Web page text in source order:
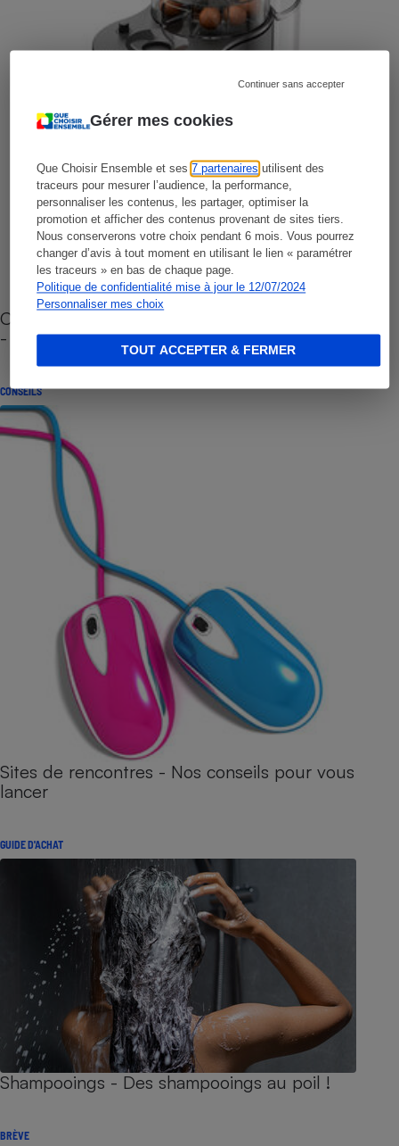
Gérer mes cookies
Que Choisir Ensemble et ses7 partenaires utilisent des
traceurs pour mesurer l’audience, la performance,
personnaliser les contenus, les partager, optimiser la
promotion et afficher des contenus provenant de sites tiers.
Nous conserverons votre choix pendant 6 mois. Vous pourrez
changer d’avis à tout moment en utilisant le lien « paramétrer
les traceurs » en bas de chaque page.
Politique de confidentialité mise à jour le 12/07/2024
Personnaliser mes choix
Continuer sans accepter
TOUT ACCEPTER & FERMER
Cafetière à capsules zéro déchet CoffeeB (vidéo)
- Premières impressions
CONSEILS
Sites de rencontres - Nos conseils pour vous
lancer
GUIDE D'ACHAT
Shampooings - Des shampooings au poil !
BRÈVE